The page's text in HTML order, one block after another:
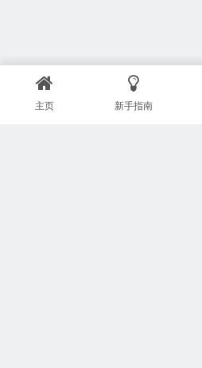
主页 新手指南